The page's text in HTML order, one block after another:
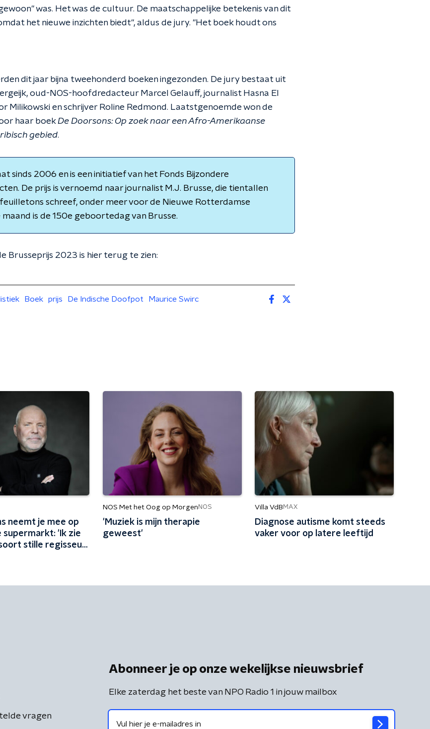
was. Het was de cultuur. De maatschappelijke betekenis van dit
het nieuwe inzichten biedt'', aldus de jury. "Het boek houdt ons
dit jaar bijna tweehonderd boeken ingezonden. De jury bestaat uit
oud-NOS-hoofdredacteur Marcel Gelauff, journalist Hasna El
Milikowski en schrijver Roline Redmond. Laatstgenoemde won de
haar boekDe Doorsons: Op zoek naar een Afro-Amerikaanse
gebied.
sinds 2006 en is een initiatief van het Fonds Bijzondere
De prijs is vernoemd naar journalist M.J. Brusse, die tientallen
schreef, onder meer voor de Nieuwe Rotterdamse
is de 150e geboortedag van Brusse.
Brusseprijs 2023 is hier terug te zien:
Boek prijs De Indische Doofpot Maurice Swirc
neemt je mee op
supermarkt: 'Ik zie
stille regisseur
NOS Met het Oog op Morgen NOS
'Muziek is mijn therapie
geweest'
Villa VdB MAX
Diagnose autisme komt steeds
vaker voor op latere leeftijd
vragen
Abonneer je op onze wekelijkse nieuwsbrief
Elke zaterdag het beste van NPO Radio 1 in jouw mailbox